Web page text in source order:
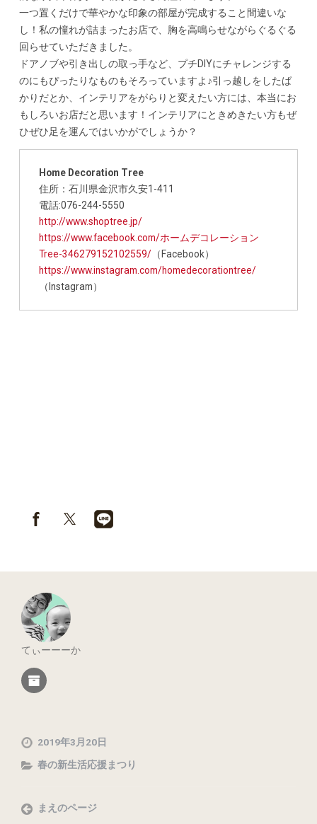
一つ置くだけで華やかな印象の部屋が完成すること間違いな
し！私の憧れが詰まったお店で、胸を高鳴らせながらぐるぐる
回らせていただきました。
ドアノブや引き出しの取っ手など、プチDIYにチャレンジする
のにもぴったりなものもそろっていますよ♪引っ越しをしたば
かりだとか、インテリアをがらりと変えたい方には、本当にお
もしろいお店だと思います！インテリアにときめきたい方もぜ
ひぜひ足を運んではいかがでしょうか？
Home Decoration Tree
住所：石川県金沢市久安1-411
電話:076-244-5550
http://www.shoptree.jp/
https://www.facebook.com/ホームデコレーション
Tree-346279152102559/ （Facebook）
https://www.instagram.com/homedecorationtree/
（Instagram）
てぃーーーか
2019年3月20日
春の新生活応援まつり
まえのページ